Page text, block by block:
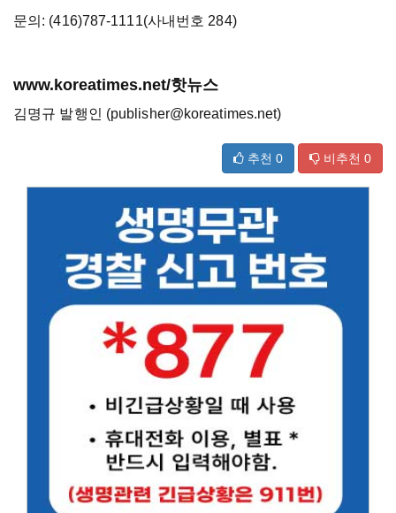
문의: (416)787-1111(사내번호 284)
www.koreatimes.net/핫뉴스
김명규 발행인 (publisher@koreatimes.net)
추천 0 비추천 0